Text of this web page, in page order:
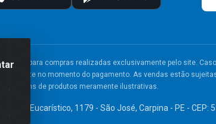
para compras realizadas exclusivamente pelo site.
do site no momento do pagamento. As vendas estão
Imagens de produtos meramente ilustrativas.
Eucarístico, 1179 - São José, Carpina - PE -